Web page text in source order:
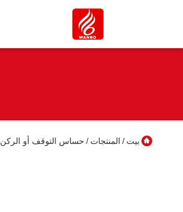
بيت / المنتجات / حساس التوقف أو الركن